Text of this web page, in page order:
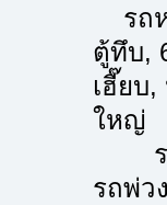
รถห
ตู้ทึบ,
เฮี๊ยบ
ใหญ่
รถพ่
รถพ่ว